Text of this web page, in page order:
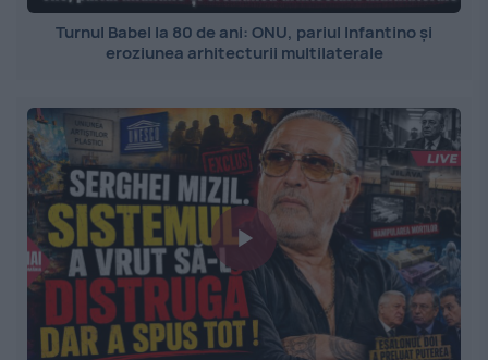
Turnul Babel la 80 de ani: ONU, pariul Infantino și
eroziunea arhitecturii multilaterale